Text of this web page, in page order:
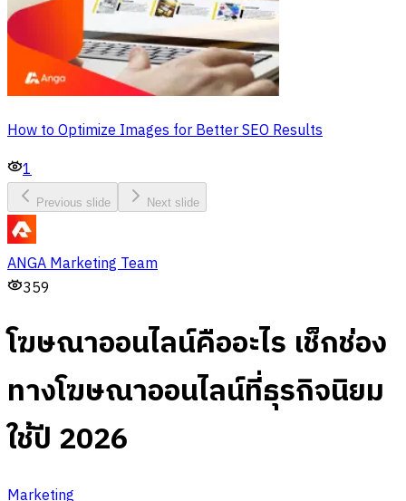
How to Optimize Images for Better SEO Results
1
Previous slide Next slide
ANGA Marketing Team
359
โฆษณาออนไลน์คืออะไร เช็กช่อง
ทางโฆษณาออนไลน์ที่ธุรกิจนิยม
ใช้ปี 2026
Marketing